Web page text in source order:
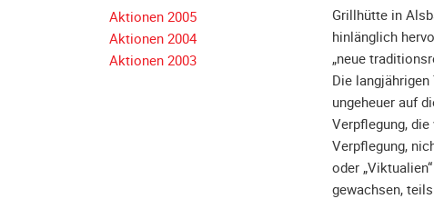
Grillhütte in
hinlänglich
„neue
Die
ungeheuer auf
Verpflegung,
Verpflegung,
oder
gewachsen,
Aktionen 2005
Aktionen 2004
Aktionen 2003